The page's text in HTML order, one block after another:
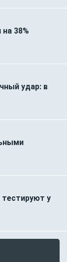
38%
удар: в
у